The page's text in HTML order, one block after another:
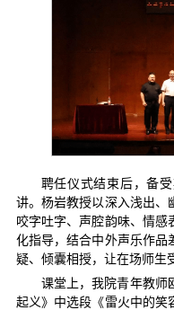
聘任仪式结束后，备
讲。杨岩教授以深入浅出、
咬字吐字、声腔韵味、情感
化指导，结合中外声乐作品
疑、倾囊相授，让在场师生
课堂上，我院青年教师
起义》中选段《雷火中的笑